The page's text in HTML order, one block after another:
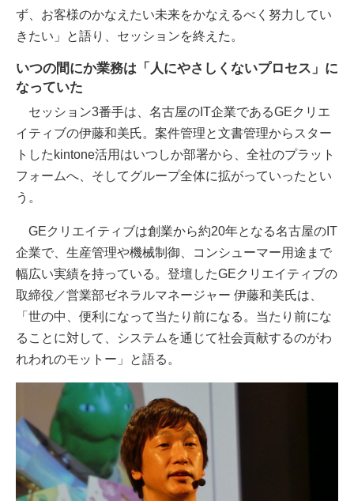
ず、お客様のかなえたい未来をかなえるべく努力してい
きたい」と語り、セッションを終えた。
いつの間にか業務は「人にやさしくないプロセス」に
なっていた
セッション3番手は、名古屋のIT企業であるGEクリエ
イティブの伊藤和美氏。案件管理と文書管理からスター
トしたkintone活用はいつしか部署から、全社のプラット
フォームへ、そしてグループ全体に拡がっていったとい
う。
GEクリエイティブは創業から約20年となる名古屋のIT
企業で、生産管理や機械制御、コンシューマー用途まで
幅広い実績を持っている。登壇したGEクリエイティブの
取締役／営業部ゼネラルマネージャー 伊藤和美氏は、
「世の中、便利になって当たり前になる。当たり前にな
ることに対して、システムを通じて社会貢献するのがわ
れわれのモットー」と語る。